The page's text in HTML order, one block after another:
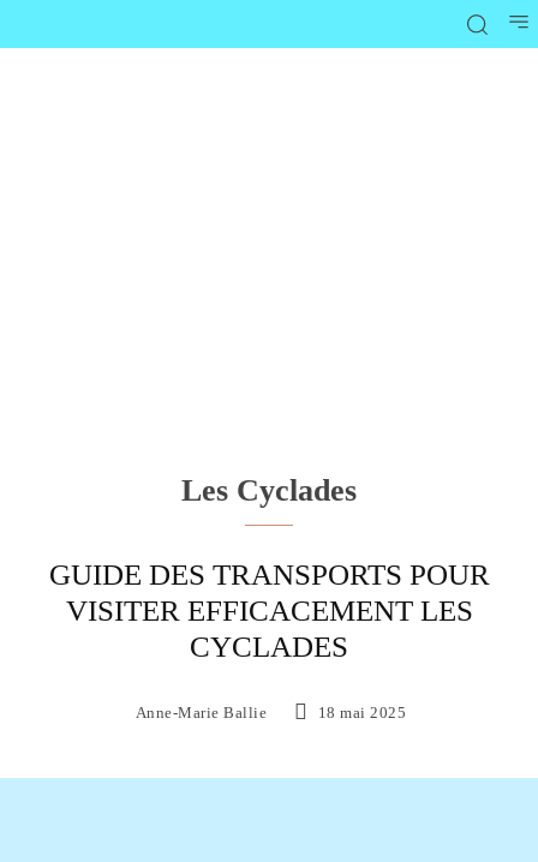
Les Cyclades
GUIDE DES TRANSPORTS POUR
VISITER EFFICACEMENT LES
CYCLADES
Anne-Marie Ballie 18 mai 2025